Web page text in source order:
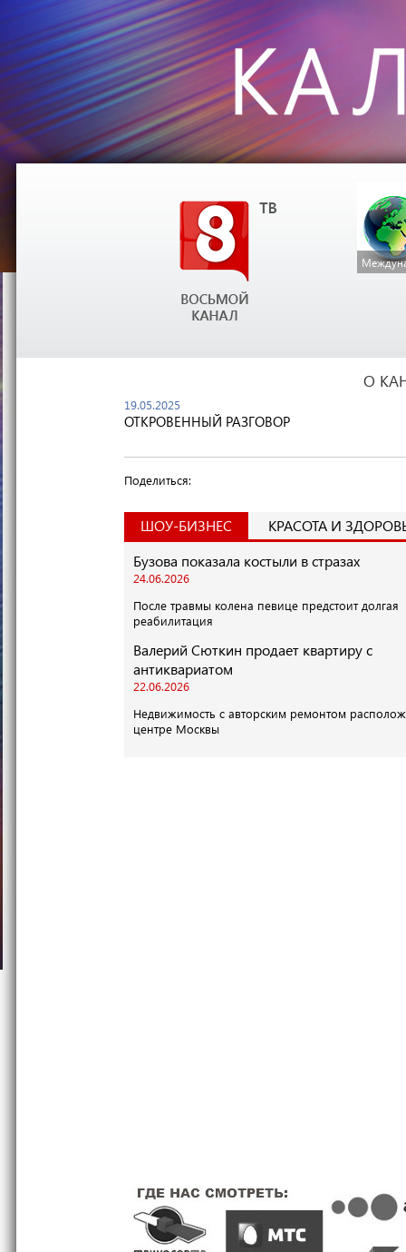
О
19.05.2025
ОТКРОВЕННЫЙ РАЗГОВОР
Поделиться:
ШОУ-БИЗНЕС
КРАСОТА И
Бузова показала костыли в стразах
24.06.2026
После травмы колена певице предстоит долгая
реабилитация
Валерий Сюткин продает квартиру с
антиквариатом
22.06.2026
Недвижимость с авторским ремонтом
центре Москвы